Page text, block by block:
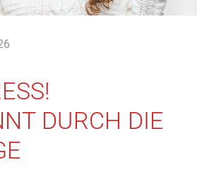
DURCH DIE